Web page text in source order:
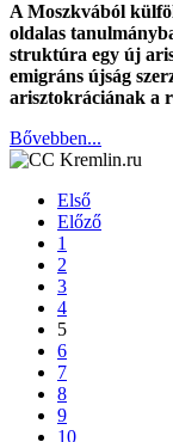
A Moszkvából
oldalas
struktúra egy új
emigráns újság
arisztokráciának a
Bővebben...
Első
Előző
1
2
3
4
5
6
7
8
9
10